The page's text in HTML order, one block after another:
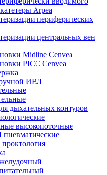
Arpea
периферических
центральных вен
Midline Cenvea
PICC Cenvea
ИВЛ
дыхательных контуров
высокопоточные
проктология